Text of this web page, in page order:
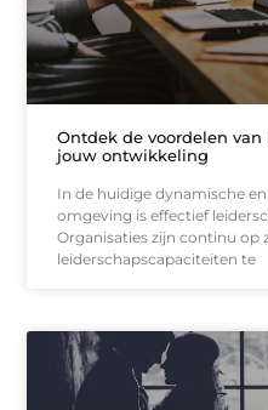
Ontdek de voordelen
jouw ontwikkeling
In de huidige dynamische
omgeving is effectief
Organisaties zijn continu op
leiderschapscapaciteiten te